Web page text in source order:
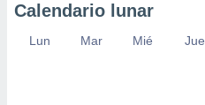
Calendario lunar
Lun Mar Mié Jue